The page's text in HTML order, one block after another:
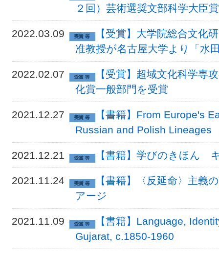
２回）芸術選奨文部科学大臣
2022.03.09
【受賞】大学院総合文化
准教授が名古屋大学より「水
2022.02.07
【受賞】超域文化科学専
化賞一般部門を受賞
2021.12.27
【書籍】From Europe's
Russian and Polish Lineages
2021.12.21 【書籍】学びのきほん
2021.11.24
【書籍】〈反延命〉主
アージ
2021.11.09
【書籍】Language,
Gujarat, c.1850-1960